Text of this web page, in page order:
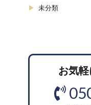
未分類
お気